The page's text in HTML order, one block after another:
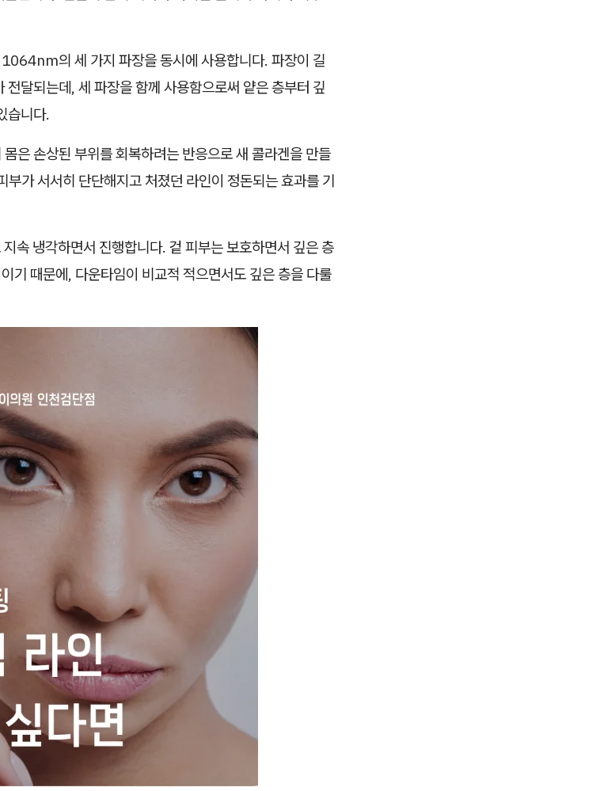
의 세 가지 파장을 동시에 사용합니다. 파장이 길
달되는데, 세 파장을 함께 사용함으로써 얕은 층부터 깊
습니다.
은 손상된 부위를 회복하려는 반응으로 새 콜라겐을 만들
부가 서서히 단단해지고 처졌던 라인이 정돈되는 효과를 기
속 냉각하면서 진행합니다. 겉 피부는 보호하면서 깊은 층
기 때문에, 다운타임이 비교적 적으면서도 깊은 층을 다룰